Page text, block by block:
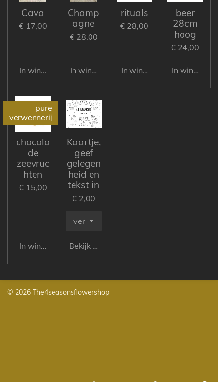
Cava
€ 17,00
In winkelwagen
Champ
agne
€ 28,00
In winkelwagen
rituals
€ 28,00
In winkelwagen
beer
28cm
hoog
€ 24,00
In
pure
verwennerij
chocola
de
zeevruc
hten
€ 15,00
In winkelwagen
Kaartje,
geef
gelegen
heid en
tekst in
€ 2,00
Bekijk details
© 2026 The4seasonsflowershop